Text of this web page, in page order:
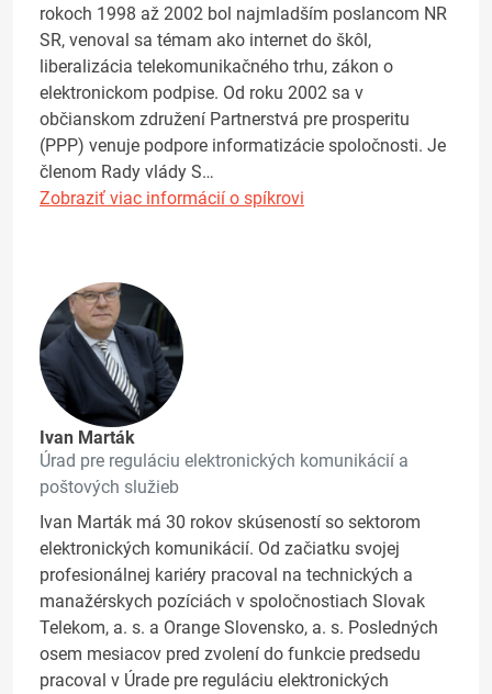
rokoch 1998 až 2002 bol najmladším poslancom NR
SR, venoval sa témam ako internet do škôl,
liberalizácia telekomunikačného trhu, zákon o
elektronickom podpise. Od roku 2002 sa v
občianskom združení Partnerstvá pre prosperitu
(PPP) venuje podpore informatizácie spoločnosti. Je
členom Rady vlády S…
Zobraziť viac informácií o spíkrovi
Ivan Marták
Úrad pre reguláciu elektronických komunikácií a
poštových služieb
Ivan Marták má 30 rokov skúseností so sektorom
elektronických komunikácií. Od začiatku svojej
profesionálnej kariéry pracoval na technických a
manažérskych pozíciách v spoločnostiach Slovak
Telekom, a. s. a Orange Slovensko, a. s. Posledných
osem mesiacov pred zvolení do funkcie predsedu
pracoval v Úrade pre reguláciu elektronických